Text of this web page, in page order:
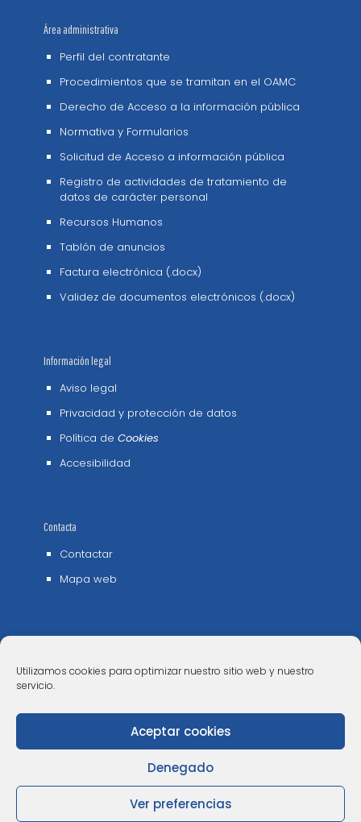
Utilizamos cookies para optimizar nuestro sitio web y nuestro
servicio.
Aceptar cookies
Denegado
Ver preferencias
Área administrativa
Perfil del contratante
Procedimientos que se tramitan en el OAMC
Derecho de Acceso a la información pública
Normativa y Formularios
Solicitud de Acceso a información pública
Registro de actividades de tratamiento de
datos de carácter personal
Recursos Humanos
Tablón de anuncios
Factura electrónica (.docx)
Validez de documentos electrónicos (.docx)
Información legal
Aviso legal
Privacidad y protección de datos
Política de Cookies
Accesibilidad
Contacta
Contactar
Mapa web
© 2006 - 2023 Museos de Tenerife. Todos los
derechos reservados